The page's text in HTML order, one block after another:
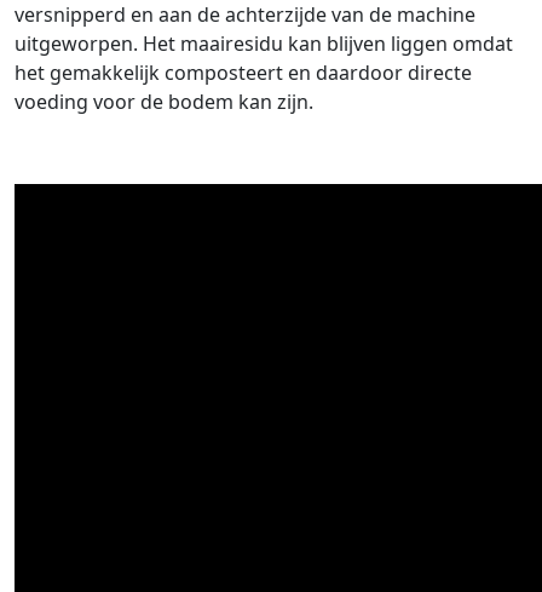
versnipperd en aan de achterzijde van de machine
uitgeworpen. Het maairesidu kan blijven liggen omdat
het gemakkelijk composteert en daardoor directe
voeding voor de bodem kan zijn.